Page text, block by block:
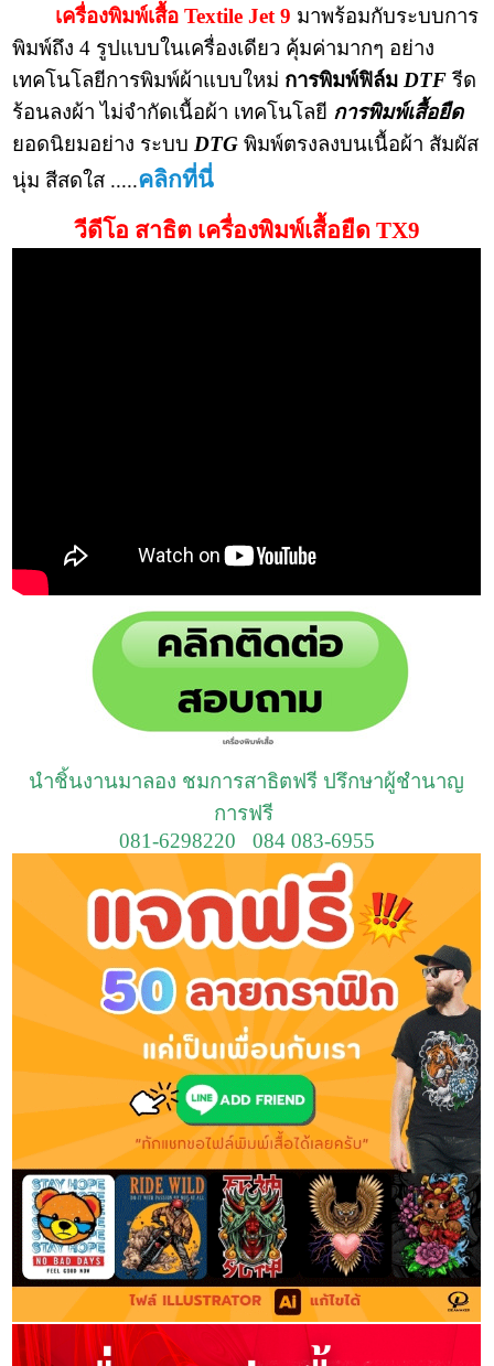
เครื่องพิมพ์เสื้อ Textile Jet 9 มาพร้อมกับระบบการ
พิมพ์ถึง 4 รูปแบบในเครื่องเดียว คุ้มค่ามากๆ อย่าง
เทคโนโลยีการพิมพ์ผ้าแบบใหม่ การพิมพ์ฟิล์มDTF รีด
ร้อนลงผ้า ไม่จำกัดเนื้อผ้า เทคโนโลยี การพิมพ์เสื้อยืด
ยอดนิยมอย่าง ระบบDTG พิมพ์ตรงลงบนเนื้อผ้า สัมผัส
นุ่ม สีสดใส .....คลิกที่นี่
วีดีโอ สาธิต เครื่องพิมพ์เสื้อยืด TX9
นำชิ้นงานมาลอง ชมการสาธิตฟรี ปรึกษาผู้ชำนาญ
การฟรี
081-6298220 084 083-6955